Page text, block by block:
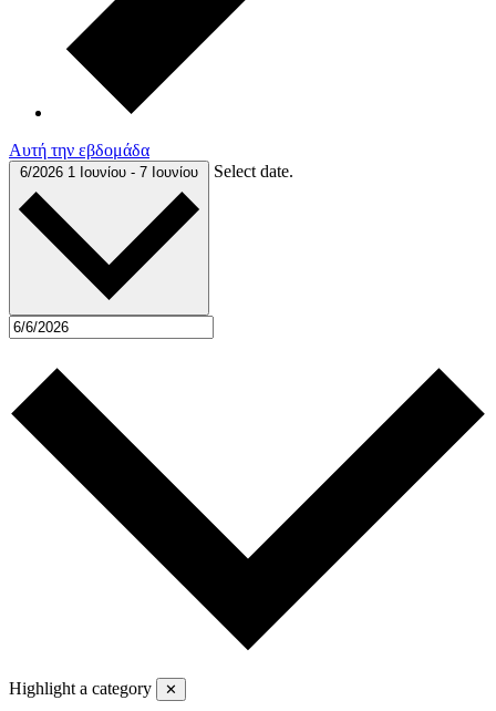
Αυτή την εβδομάδα
6/2026 1 Ιουνίου - 7 Ιουνίου Select date.
Highlight a category ✕